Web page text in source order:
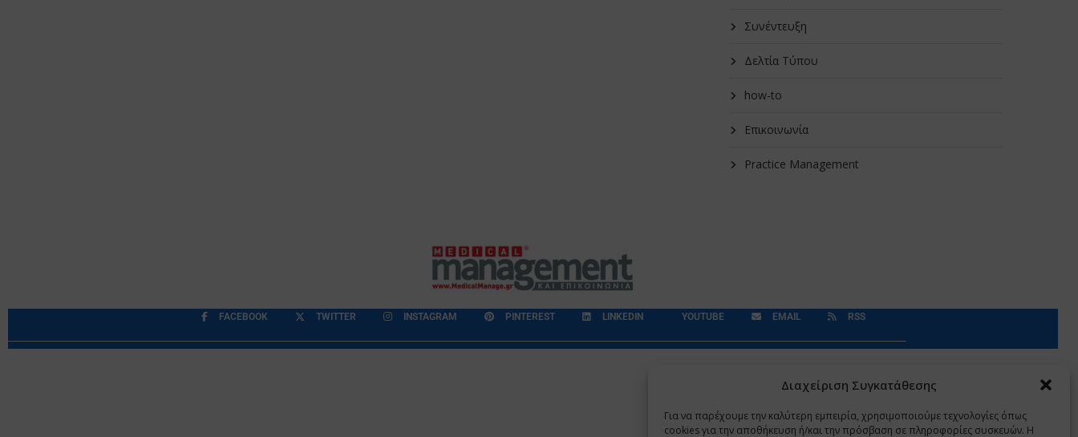
Διαχείριση Συγκατάθεσης
Για να παρέχουμε την καλύτερη εμπειρία, χρησιμοποιούμε τεχνολογίες όπως
cookies για την αποθήκευση ή/και την πρόσβαση σε πληροφορίες συσκευών. Η
Συνέντευξη
Δελτία Τύπου
how-to
Επικοινωνία
Practice Management
FACEBOOK TWITTER INSTAGRAM PINTEREST LINKEDIN YOUTUBE EMAIL RSS